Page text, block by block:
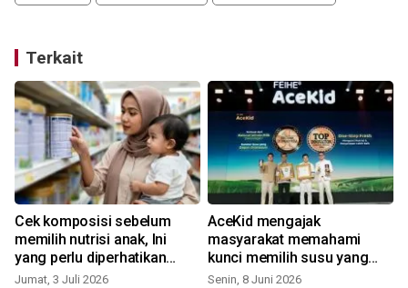
Terkait
Cek komposisi sebelum
memilih nutrisi anak, Ini
yang perlu diperhatikan
selain informasi nilai gizi
Jumat, 3 Juli 2026
AceKid mengajak
masyarakat memahami
kunci memilih susu yang
tepat melalui Cek Komposisi
Senin, 8 Juni 2026